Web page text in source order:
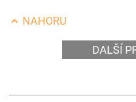
NAHORU
DALŠÍ